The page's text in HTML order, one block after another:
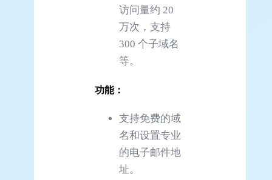
访问量约 20
万次，支持
300 个子域名
等。
功能：
支持免费的域
名和设置专业
的电子邮件地
址。